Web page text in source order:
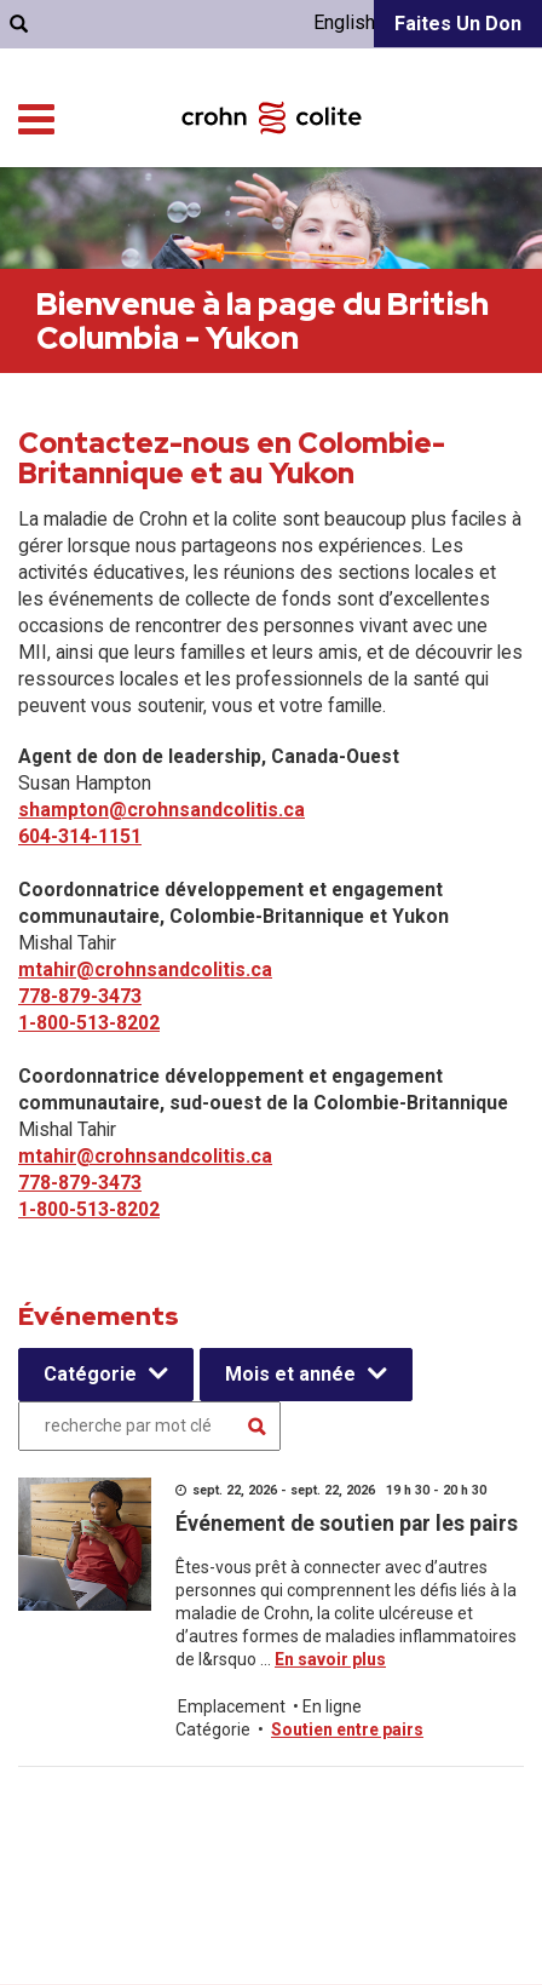
Faites Un Don
English
Bienvenue à la page du British
Columbia - Yukon
Contactez-nous en Colombie-
Britannique et au Yukon
La maladie de Crohn et la colite sont beaucoup plus faciles à
gérer lorsque nous partageons nos expériences. Les
activités éducatives, les réunions des sections locales et
les événements de collecte de fonds sont d’excellentes
occasions de rencontrer des personnes vivant avec une
MII, ainsi que leurs familles et leurs amis, et de découvrir les
ressources locales et les professionnels de la santé qui
peuvent vous soutenir, vous et votre famille.
Agent de don de leadership, Canada-Ouest
Susan Hampton
shampton@crohnsandcolitis.ca
604-314-1151
Coordonnatrice développement et engagement
communautaire, Colombie-Britannique et Yukon
Mishal Tahir
mtahir@crohnsandcolitis.ca
778-879-3473
1-800-513-8202
Coordonnatrice développement et engagement
communautaire, sud-ouest de la Colombie-Britannique
Mishal Tahir
mtahir@crohnsandcolitis.ca
778-879-3473
1-800-513-8202
Événements
Catégorie Mois et année
sept. 22, 2026 - sept. 22, 2026 19 h 30 - 20 h 30
Événement de soutien par les pairs
Êtes-vous prêt à connecter avec d’autres
personnes qui comprennent les défis liés à la
maladie de Crohn, la colite ulcéreuse et
d’autres formes de maladies inflammatoires
de l&rsquo ...
En savoir plus
Emplacement • En ligne
Catégorie • Soutien entre pairs